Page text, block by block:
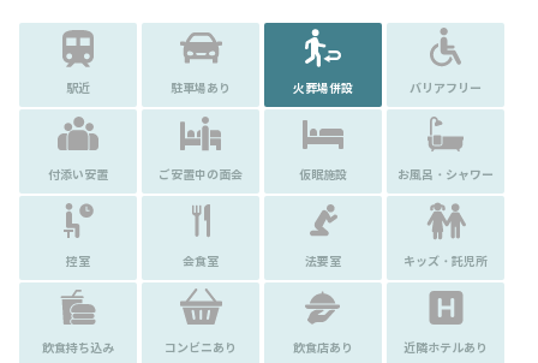
駅近 駐車場あり 火葬場併設 バリアフリー
付添い安置 ご安置中の面会 仮眠施設 お風呂・シャワー
控室 会食室 法要室 キッズ・託児所
飲食持ち込み コンビニあり 飲食店あり 近隣ホテルあり